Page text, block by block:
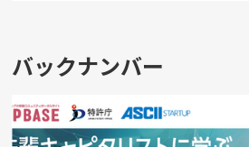
バックナンバー